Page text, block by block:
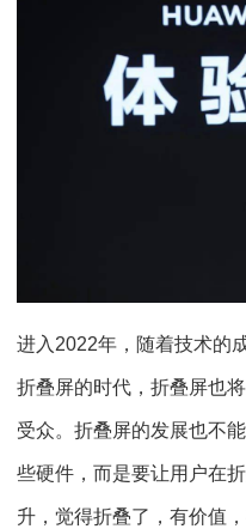
进入2022年，随着技术的
折叠屏的时代，折叠屏也
受众。折叠屏的发展也不
些硬件，而是要让用户在
升，觉得折叠了，有价值